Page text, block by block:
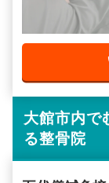
大館市内で
る整骨院